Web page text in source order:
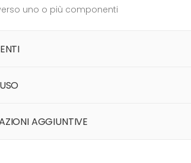
uno o più componenti
AGGIUNTIVE